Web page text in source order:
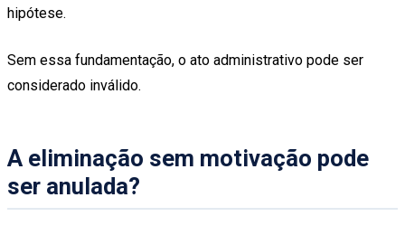
hipótese.
Sem essa fundamentação, o ato administrativo pode ser
considerado inválido.
A eliminação sem motivação pode
ser anulada?